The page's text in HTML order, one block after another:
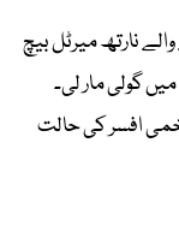
نارتھ میرٹل بیچ
گولی مار لی۔
افسر کی حالت